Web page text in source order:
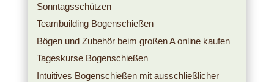
Sonntagsschützen
Teambuilding Bogenschießen
Bögen und Zubehör beim großen A online kaufen
Tageskurse Bogenschießen
Intuitives Bogenschießen mit ausschließlicher